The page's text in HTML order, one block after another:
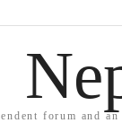
forum and